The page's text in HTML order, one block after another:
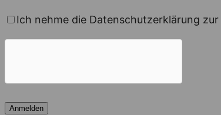
Ich nehme die Datenschutzerklärung